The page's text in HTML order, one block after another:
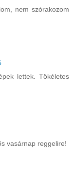
nem szórakozom
lettek. Tökéletes
vasárnap reggelire!